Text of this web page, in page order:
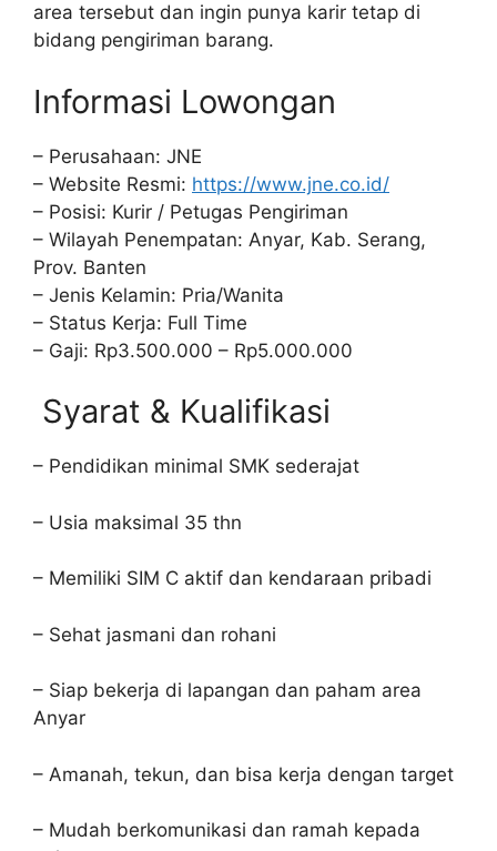
area tersebut dan ingin punya karir tetap di
bidang pengiriman barang.
Informasi Lowongan
– Perusahaan: JNE
– Website Resmi: https://www.jne.co.id/
– Posisi: Kurir / Petugas Pengiriman
– Wilayah Penempatan: Anyar, Kab. Serang,
Prov. Banten
– Jenis Kelamin: Pria/Wanita
– Status Kerja: Full Time
– Gaji: Rp3.500.000 – Rp5.000.000
Syarat & Kualifikasi
– Pendidikan minimal SMK sederajat
– Usia maksimal 35 thn
– Memiliki SIM C aktif dan kendaraan pribadi
– Sehat jasmani dan rohani
– Siap bekerja di lapangan dan paham area
Anyar
– Amanah, tekun, dan bisa kerja dengan target
– Mudah berkomunikasi dan ramah kepada